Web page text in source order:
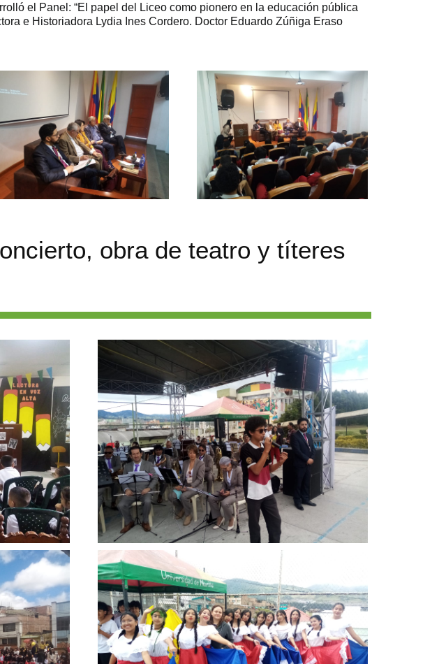
el Panel: “El papel del Liceo como pionero en la educación pública
e Historiadora Lydia Ines Cordero. Doctor Eduardo Zúñiga Eraso
obra de teatro y títeres